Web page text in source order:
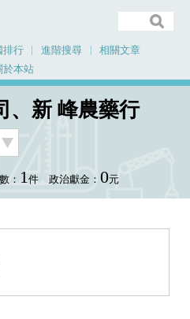
排行 進階搜尋
相關文章
於本站
、新 峰農藥行
： 1件 政治獻金： 0元